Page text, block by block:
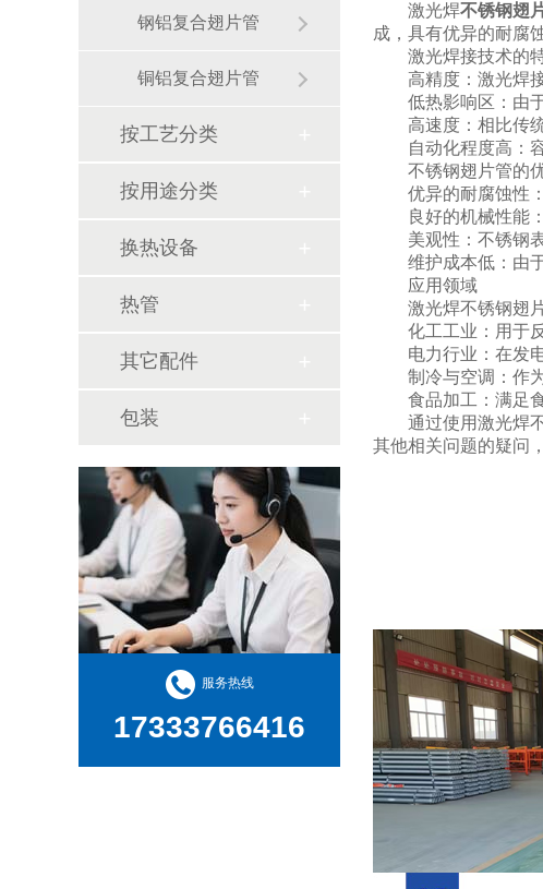
激光焊不锈钢翅
成，具有优异的耐腐
激光焊接技术的
高精度：激光焊
低热影响区：由
高速度：相比传
自动化程度高：
不锈钢翅片管的
优异的耐腐蚀性
良好的机械性能
美观性：不锈钢
维护成本低：由
应用领域
激光焊不锈钢翅
化工工业：用于
电力行业：在发
制冷与空调：作
食品加工：满足
通过使用激光焊
其他相关问题的疑问
钢铝复合翅片管
铜铝复合翅片管
按工艺分类
按用途分类
换热设备
热管
其它配件
包装
服务热线
17333766416